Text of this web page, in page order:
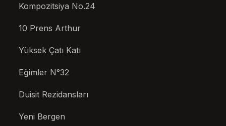
Kompozitsiya No.24
10 Prens Arthur
Yüksek Çatı Katı
Eğimler N°32
Duisit Rezidansları
Yeni Bergen